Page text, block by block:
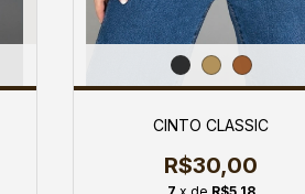
CINTO CLASSIC
R$30,00